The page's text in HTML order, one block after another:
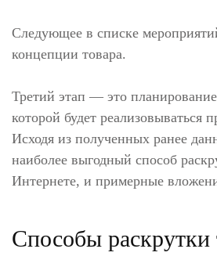
Следующее в списке
концепции товара.
Третий этап — это
которой будет реализовываться
Исходя из полученных ранее
наиболее выгодный способ
Интернете, и примерные
Способы раскрутки